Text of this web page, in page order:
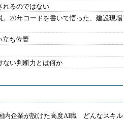
れるのではない
。20年コードを書いて悟った、建設現場
立ち位置
ない判断力とは何か
企業が設けた高度AI職 どんなスキル